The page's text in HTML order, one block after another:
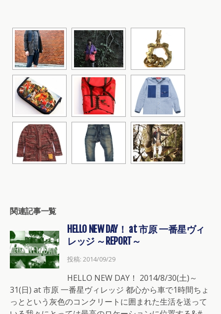
関連記事一覧
HELLO NEW DAY！ at 市原 一番星ヴィ
レッジ ～REPORT～
投稿: 2014/09/29
HELLO NEW DAY！ 2014/8/30(土)～
31(日) at 市原 一番星ヴィレッジ 都心から車で1時間ちょ
っとという灰色のコンクリートに囲まれた生活を送って